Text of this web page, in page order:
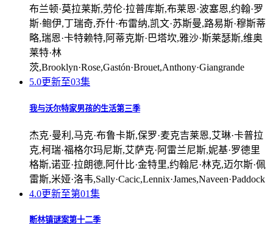
布兰顿·莫拉莱斯,劳伦·拉普库斯,布莱恩·波塞恩,约翰·罗
斯·鲍伊,丁瑞奇,乔什·布雷纳,凯文·苏斯曼,路易斯·穆斯蒂
略,瑞恩·卡特赖特,阿蒂克斯·巴塔坎,雅沙·斯莱瑟斯,维奥
莱特·林
茨,Brooklyn·Rose,Gastón·Brouet,Anthony·Giangrande
5.0更新至03集
我与沃尔特家男孩的生活第三季
杰克·曼利,马克·布鲁卡斯,保罗·麦克吉莱恩,艾琳·卡普拉
克,柯瑞·福格尔玛尼斯,艾萨克·阿雷兰尼斯,妮基·罗德里
格斯,诺亚·拉朗德,阿什比·金特里,约翰尼·林克,迈尔斯·佩
雷斯,米娅·洛韦,Sally·Cacic,Lennix·James,Naveen·Paddock
4.0更新至第01集
断林镇谜案第十二季